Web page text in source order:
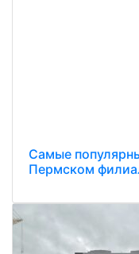
Самые
Пермском